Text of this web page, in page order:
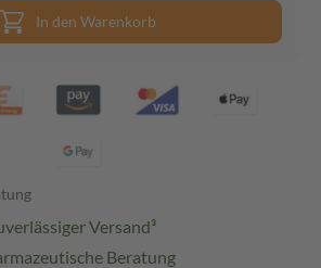
In den Warenkorb
Versand³
Beratung